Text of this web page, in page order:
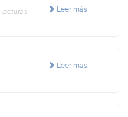
Leer más
lecturas
Leer más